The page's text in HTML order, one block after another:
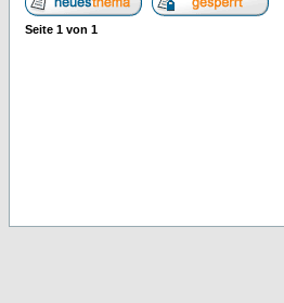
Seite 1 von 1